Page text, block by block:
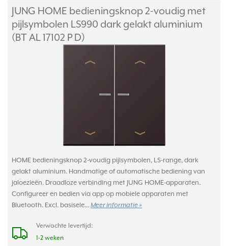
JUNG HOME bedieningsknop 2-voudig met
pijlsymbolen LS990 dark gelakt aluminium
(BT AL 17102 P D)
HOME bedieningsknop 2-voudig pijlsymbolen, LS-range, dark
gelakt aluminium. Handmatige of automatische bediening van
jaloezieën. Draadloze verbinding met JUNG HOME-apparaten.
Configureer en bedien via app op mobiele apparaten met
Bluetooth. Excl. basisele... Meer informatie »
Verwachte levertijd:
1-2 weken